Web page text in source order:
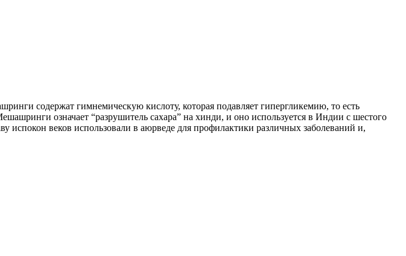
содержат гимнемическую кислоту, которая подавляет гипергликемию, то есть
означает “разрушитель сахара” на хинди, и оно используется в Индии с шестого
веков использовали в аюрведе для профилактики различных заболеваний и,